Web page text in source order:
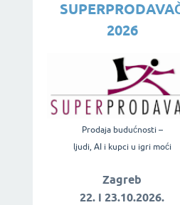
2026
Prodaja budućnosti –
ljudi, AI i kupci u igri moći
Zagreb
22. i 23.10.2026.